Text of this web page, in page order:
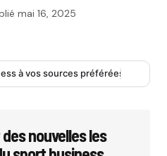
mai 16, 2025
à vos sources préférées
nouvelles les